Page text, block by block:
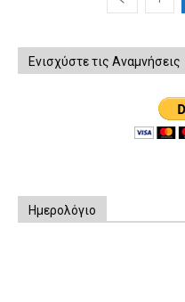
Ενισχύστε τις Αναμνήσεις
Ημερολόγιο